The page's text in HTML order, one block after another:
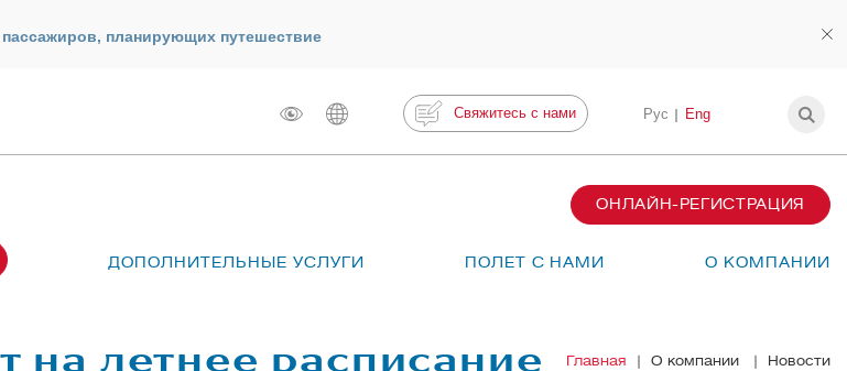
планирующих путешествие
Свяжитесь с нами Рус Eng
ОНЛАЙН-РЕГИСТРАЦИЯ
ДОПОЛНИТЕЛЬНЫЕ УСЛУГИ ПОЛЕТ С НАМИ О КОМПАНИИ
Главная О компании Новости
на летнее расписание